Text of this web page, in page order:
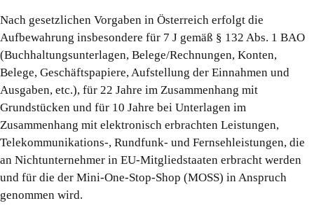
Nach gesetzlichen Vorgaben in Österreich erfolgt die
Aufbewahrung insbesondere für 7 J gemäß § 132 Abs. 1 BAO
(Buchhaltungsunterlagen, Belege/Rechnungen, Konten,
Belege, Geschäftspapiere, Aufstellung der Einnahmen und
Ausgaben, etc.), für 22 Jahre im Zusammenhang mit
Grundstücken und für 10 Jahre bei Unterlagen im
Zusammenhang mit elektronisch erbrachten Leistungen,
Telekommunikations-, Rundfunk- und Fernsehleistungen, die
an Nichtunternehmer in EU-Mitgliedstaaten erbracht werden
und für die der Mini-One-Stop-Shop (MOSS) in Anspruch
genommen wird.